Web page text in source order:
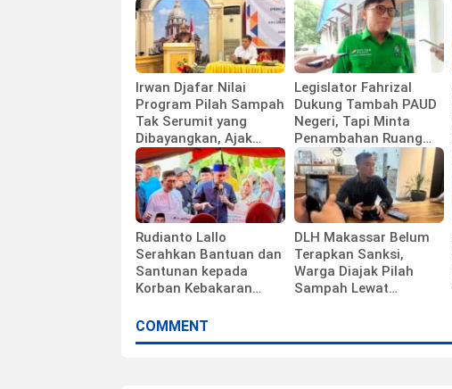
Irwan Djafar Nilai
Program Pilah Sampah
Tak Serumit yang
Dibayangkan, Ajak
Warga Dukung
Kebijakan Pemkot
Legislator Fahrizal
Dukung Tambah PAUD
Negeri, Tapi Minta
Penambahan Ruang
Kelas Tak Diabaikan
Rudianto Lallo
Serahkan Bantuan dan
Santunan kepada
Korban Kebakaran
DLH Makassar Belum
Terapkan Sanksi,
Warga Diajak Pilah
Sampah Lewat
COMMENT